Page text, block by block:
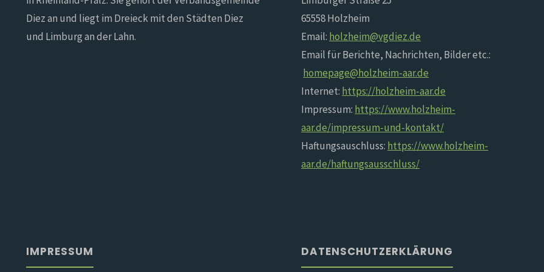
Diez an und liegt im Dreieck mit den Städten Diez
und Limburg an der Lahn.
65558 Holzheim
Email: holzheim@vgdiez.de
Email für Berichte, Nachrichten, Bilder etc.:
homepage@holzheim-aar.de
Internet: https://holzheim-aar.de
Impressum: https://www.holzheim-
aar.de/impressum-und-kontakt/
Haftungsauschluss: https://www.holzheim-
aar.de/haftungsausschluss/
IMPRESSUM DATENSCHUTZERKLÄRUNG